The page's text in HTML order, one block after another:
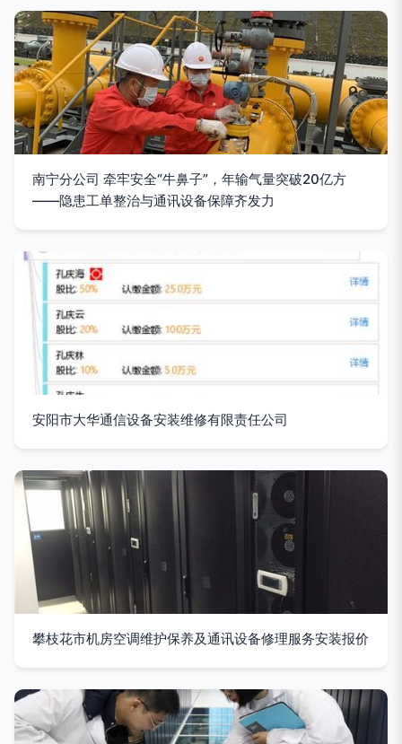
南宁分公司 牵牢安全“牛鼻子”，年输气量突破20亿方
——隐患工单整治与通讯设备保障齐发力
安阳市大华通信设备安装维修有限责任公司
攀枝花市机房空调维护保养及通讯设备修理服务安装报价